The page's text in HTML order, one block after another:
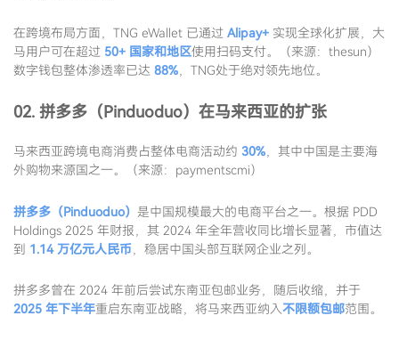
在跨境布局方面，TNG eWallet 已通过 Alipay+ 实现全球化扩展，大
马用户可在超过 50+ 国家和地区使用扫码支付。（来源：thesun）
数字钱包整体渗透率已达 88% ，TNG处于绝对领先地位。
02. 拼多多（Pinduoduo）在马来西亚的扩张
马来西亚跨境电商消费占整体电商活动约 30% ，其中中国是主要海
外购物来源国之一。（来源：paymentscmi）
拼多多（Pinduoduo） 是中国规模最大的电商平台之一。根据 PDD
Holdings 2025 年财报，其 2024 年全年营收同比增长显著，市值达
到 1.14 万亿元人民币 ，稳居中国头部互联网企业之列。
拼多多曾在 2024 年前后尝试东南亚包邮业务，随后收缩，并于
2025 年下半年重启东南亚战略，将马来西亚纳入不限额包邮范围。